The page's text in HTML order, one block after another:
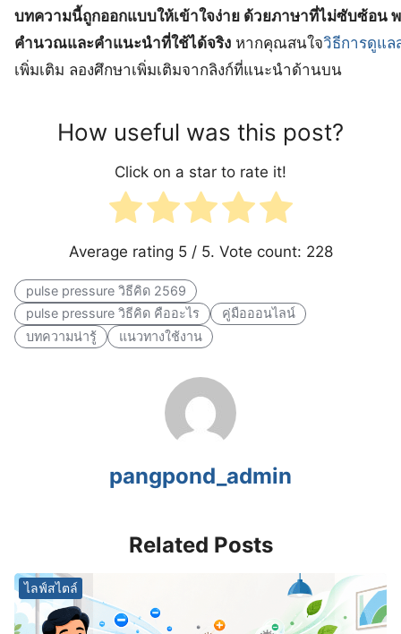
บทความนี้ถูกออกแบบให้เข้าใจง่าย ด้วยภาษาที่ไม่ซับซ้อน
คำนวณและคำแนะนำที่ใช้ได้จริง หากคุณสนใจวิธีการดูแ
เพิ่มเติม ลองศึกษาเพิ่มเติมจากลิงก์ที่แนะนำด้านบน
How useful was this post?
Click on a star to rate it!
Average rating 5/ 5. Vote count: 228
pulse pressure วิธีคิด 2569
pulse pressure วิธีคิด คืออะไร
คู่มือออนไลน์
บทความน่ารู้
แนวทางใช้งาน
pangpond_admin
Related Posts
ไลฟ์สไตล์